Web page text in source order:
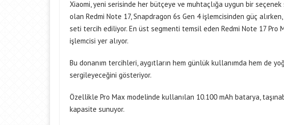
Xiaomi, yeni serisinde her bütçeye ve muhtaçlığa uygun bir
olan Redmi Note 17, Snapdragon 6s Gen 4 işlemcisinden güç
seti tercih ediliyor. En üst segmenti temsil eden Redmi Note 17 Pro
işlemcisi yer alıyor.
Bu donanım tercihleri, aygıtların hem günlük kullanımda hem de
sergileyeceğini gösteriyor.
Özellikle Pro Max modelinde kullanılan 10.100 mAh batarya,
kapasite sunuyor.